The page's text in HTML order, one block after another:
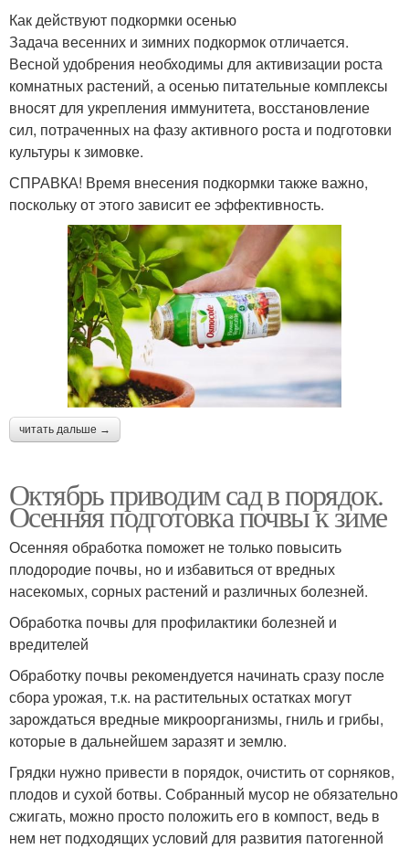
Как действуют подкормки осенью
Задача весенних и зимних подкормок отличается.
Весной удобрения необходимы для активизации роста
комнатных растений, а осенью питательные комплексы
вносят для укрепления иммунитета, восстановление
сил, потраченных на фазу активного роста и подготовки
культуры к зимовке.
СПРАВКА! Время внесения подкормки также важно,
поскольку от этого зависит ее эффективность.
читать дальше →
Октябрь приводим сад в порядок.
Осенняя подготовка почвы к зиме
Осенняя обработка поможет не только повысить
плодородие почвы, но и избавиться от вредных
насекомых, сорных растений и различных болезней.
Обработка почвы для профилактики болезней и
вредителей
Обработку почвы рекомендуется начинать сразу после
сбора урожая, т.к. на растительных остатках могут
зарождаться вредные микроорганизмы, гниль и грибы,
которые в дальнейшем заразят и землю.
Грядки нужно привести в порядок, очистить от сорняков,
плодов и сухой ботвы. Собранный мусор не обязательно
сжигать, можно просто положить его в компост, ведь в
нем нет подходящих условий для развития патогенной